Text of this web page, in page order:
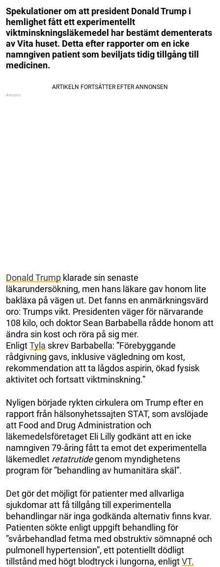
Spekulationer om att president Donald Trump i
hemlighet fått ett experimentellt
viktminskningsläkemedel har bestämt dementerats
av Vita huset. Detta efter rapporter om en icke
namngiven patient som beviljats tidig tillgång till
medicinen.
Donald Trump klarade sin senaste
läkarundersökning, men hans läkare gav honom lite
bakläxa på vägen ut. Det fanns en anmärkningsvärd
oro: Trumps vikt. Presidenten väger för närvarande
108 kilo, och doktor Sean Barbabella rådde honom att
ändra sin kost och röra på sig mer.
EnligtTyla skrev Barbabella: ”Förebyggande
rådgivning gavs, inklusive vägledning om kost,
rekommendation att ta lågdos aspirin, ökad fysisk
aktivitet och fortsatt viktminskning.”
Nyligen började rykten cirkulera om Trump efter en
rapport från hälsonyhetssajten STAT, som avslöjade
att Food and Drug Administration och
läkemedelsföretaget Eli Lilly godkänt att en icke
namngiven 79-åring fått ta emot det experimentella
läkemedlet retatrutidegenom myndighetens
program för ”behandling av humanitära skäl”.
Det gör det möjligt för patienter med allvarliga
sjukdomar att få tillgång till experimentella
behandlingar när inga godkända alternativ finns kvar.
Patienten sökte enligt uppgift behandling för
”svårbehandlad fetma med obstruktiv sömnapné och
pulmonell hypertension”, ett potentiellt dödligt
tillstånd med högt blodtryck i lungorna, enligtVT.